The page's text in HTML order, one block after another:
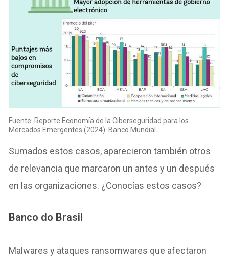
Fuente: Reporte Economía de la Ciberseguridad para los
Mercados Emergentes (2024). Banco Mundial.
Sumados estos casos, aparecieron también otros
de relevancia que marcaron un antes y un después
en las organizaciones. ¿Conocías estos casos?
Banco do Brasil
Malwares y ataques ransomwares que afectaron